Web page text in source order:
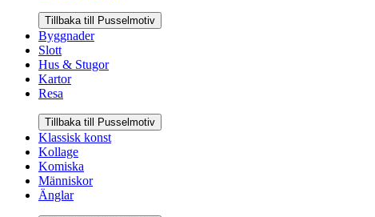
Tillbaka till Pusselmotiv
Byggnader
Slott
Hus & Stugor
Kartor
Resa
Tillbaka till Pusselmotiv
Klassisk konst
Kollage
Komiska
Människor
Änglar